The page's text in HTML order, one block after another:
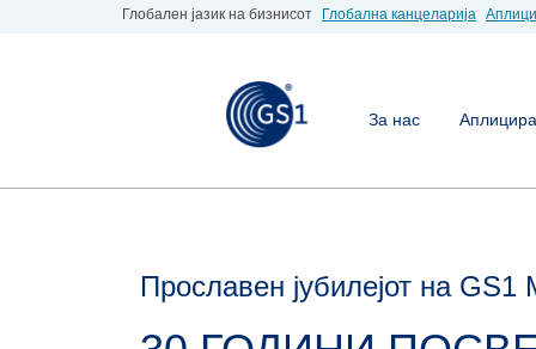
Глобален јазик на бизнисот Глобална канцеларија
За нас
Прославен јубилејот на GS1